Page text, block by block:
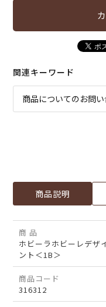
関連キーワード
商品についてのお問
商品説明
商 品
ホビーラホビーレデザ
ント＜1B＞
商品コード
316312